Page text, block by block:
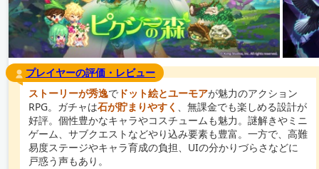
プレイヤーの評価・レビュー
ストーリーが秀逸で ドット絵とユーモアが魅力のアクション
RPG。ガチャは石が貯まりやすく 、無課金でも楽しめる設計が
好評。個性豊かなキャラやコスチュームも魅力。謎解きやミニ
ゲーム、サブクエストなどやり込み要素も豊富。一方で、高難
易度ステージやキャラ育成の負担、UIの分かりづらさなどに
戸惑う声もあり。